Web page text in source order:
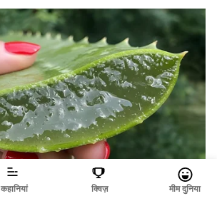
कहानियां क्विज़ मीम दुनिया